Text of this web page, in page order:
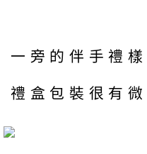
一旁的伴手禮樣
禮盒包裝很有